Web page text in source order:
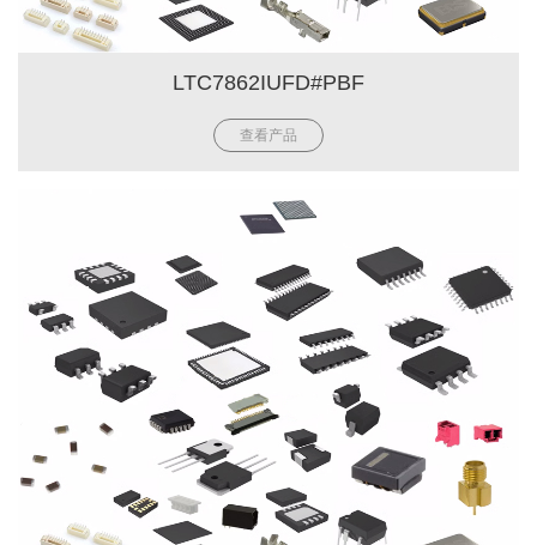
LTC7862IUFD#PBF
查看产品